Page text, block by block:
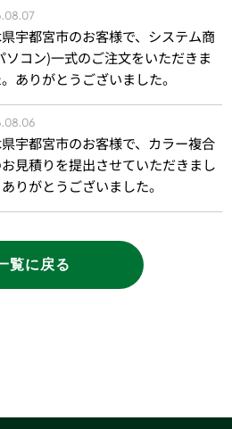
宇都宮市のお客様で、システム商
ソコン)一式のご注文をいただきま
ありがとうございました。
宇都宮市のお客様で、カラー複合
見積りを提出させていただきまし
りがとうございました。
覧に戻る